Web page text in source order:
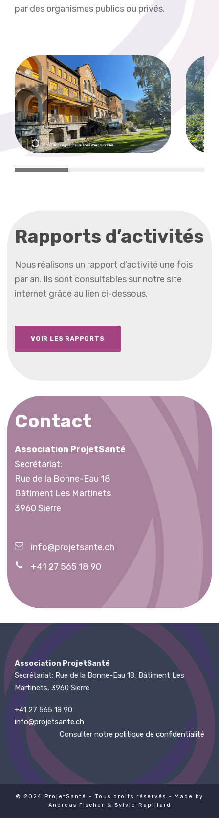
par des organismes publics ou privés.
Rapports d’activités
Nous réalisons un rapport d’activité une fois
par an. Ils sont consultables sur notre site
internet grâce au lien ci-dessous.
VOIR LES RAPPORTS
Contact
Association ProjetSanté
Secrétariat:
Rue de la Bonne-Eau 18
Bâtiment Les Martinets
3960 Sierre
info@projetsante.ch
+41 27 565 18 90
Association ProjetSanté
Secrétariat: Rue de la Bonne-Eau 18, Bâtiment Les
Martinets, 3960 Sierre
+41 27 565 18 90
info@projetsante.ch
Consulter notre politique de confidentialité
© 2024 ProjetSanté - Tous droits réservés - Made by
Andreas Fischer
& Sylvie Rapillard